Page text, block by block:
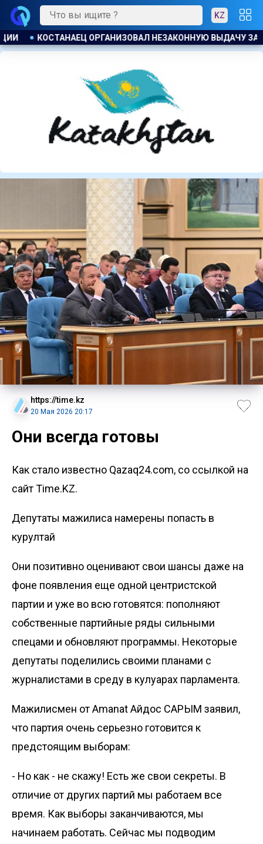
KZ
ЗАЙМОВ ПОД 120 % ГОДОВЫХ К ЧЕМУ ПРИДЁТ СУД?
https://time.kz
20 Мая 2026 20:17
Они всегда готовы
Как стало известно Qazaq24.com, со ссылкой на
сайт Time.KZ.
Депутаты мажилиса намерены попасть в
курултай
Они позитивно оценивают свои шансы даже на
фоне появления еще одной центристской
партии и уже во всю готовятся: пополняют
собственные партийные ряды сильными
спецами и обновляют программы. Некоторые
депутаты поделились своими планами с
журналистами в среду в кулуарах парламента.
Мажилисмен от Amanat Айдос САРЫМ заявил,
что партия очень серьезно готовится к
предстоящим выборам:
- Но как - не скажу! Есть же свои секреты. В
отличие от других партий мы работаем все
время. Как выборы заканчиваются, мы
начинаем работать. Сейчас мы подводим